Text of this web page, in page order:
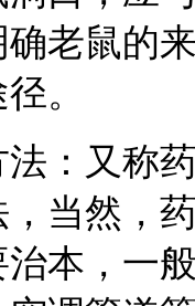
老鼠的
。
：又称
当然，
本，一